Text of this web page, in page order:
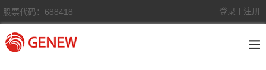
股票代码：688418 登录 注册